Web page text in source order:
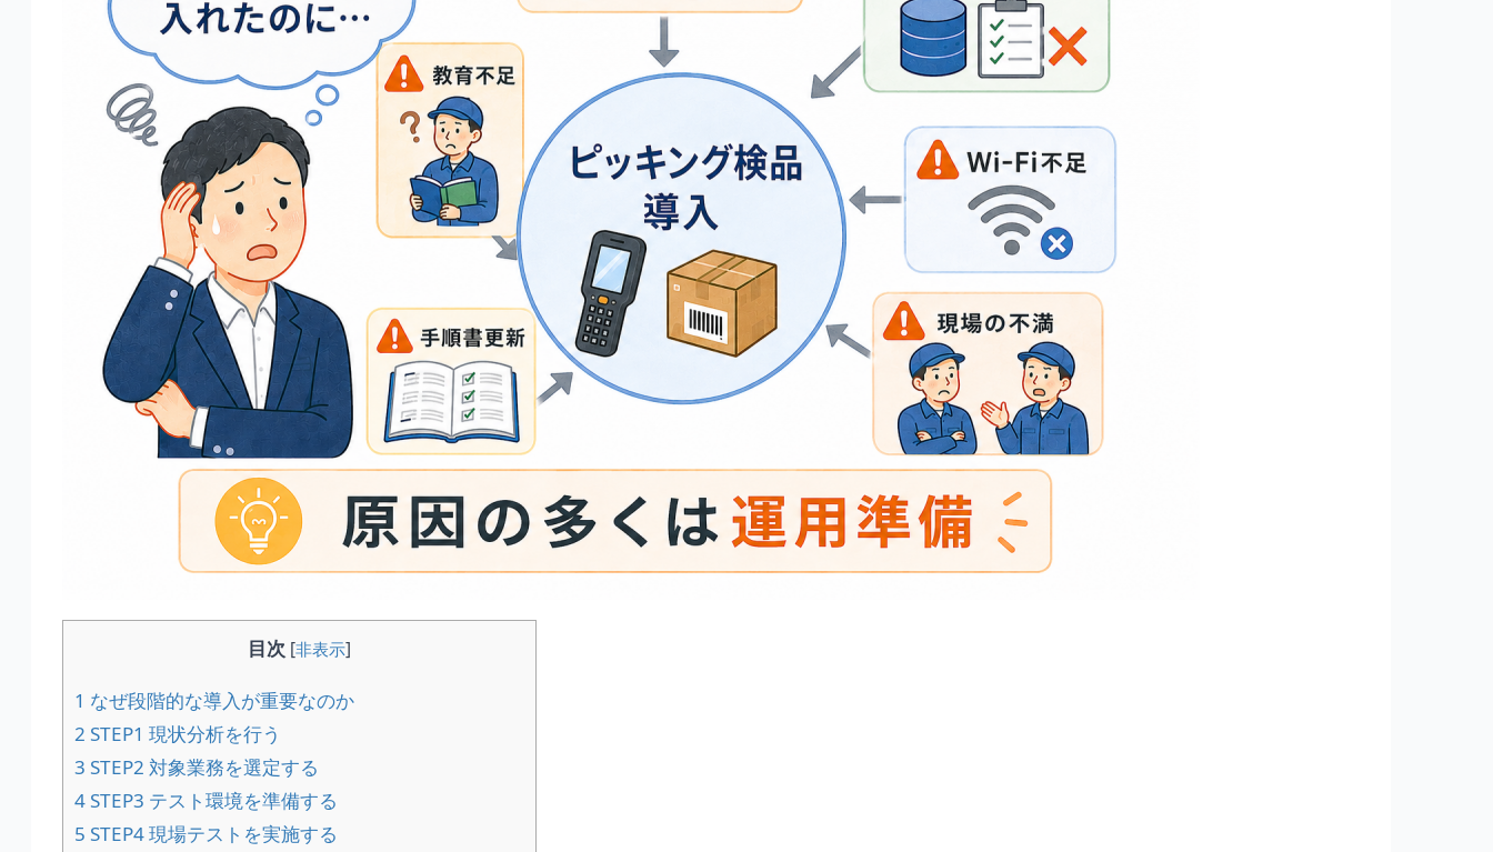
目次 [非表示]
1 なぜ段階的な導入が重要なのか
2 STEP1 現状分析を行う
3 STEP2 対象業務を選定する
4 STEP3 テスト環境を準備する
5 STEP4 現場テストを実施する